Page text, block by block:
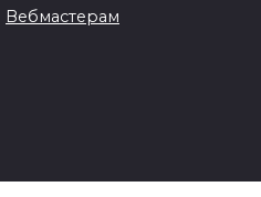
Вебмастерам